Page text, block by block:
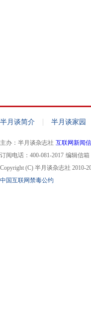
半月谈简介 | 半月谈家园
主办：半月谈杂志社 互联网新闻
订阅电话：400-081-2017 编辑信箱
Copyright (C) 半月谈杂志社 2010-
中国互联网禁毒公约